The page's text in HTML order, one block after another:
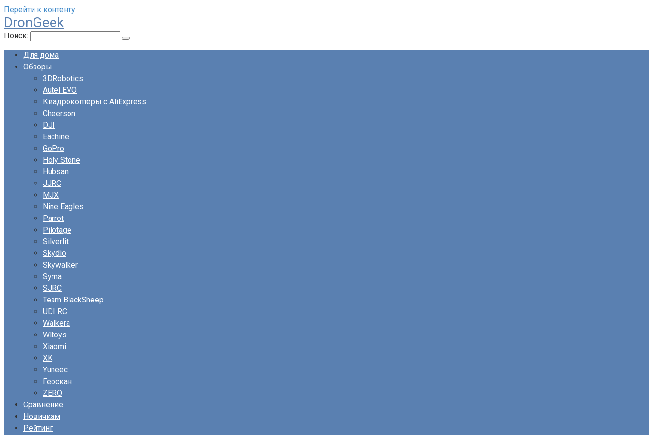
Перейти к контенту
DronGeek
Поиск:
Для дома
Обзоры
3DRobotics
Autel EVO
Квадрокоптеры с AliExpress
Cheerson
DJI
Eachine
GoPro
Holy Stone
Hubsan
JJRC
MJX
Nine Eagles
Parrot
Pilotage
Silverlit
Skydio
Skywalker
Syma
SJRC
Team BlackSheep
UDI RC
Walkera
Wltoys
Xiaomi
XK
Yuneec
Геоскан
ZERO
Сравнение
Новичкам
Рейтинг